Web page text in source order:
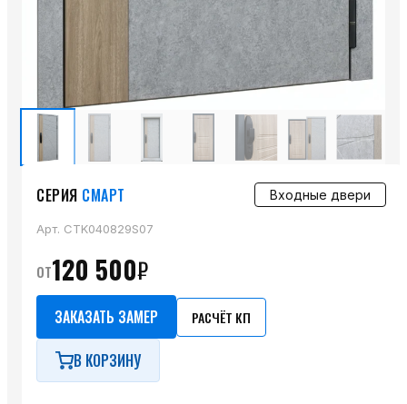
СЕРИЯ СМАРТ Входные двери
Арт. CTK040829S07
от120 500₽
ЗАКАЗАТЬ ЗАМЕР РАСЧЁТ КП
В КОРЗИНУ